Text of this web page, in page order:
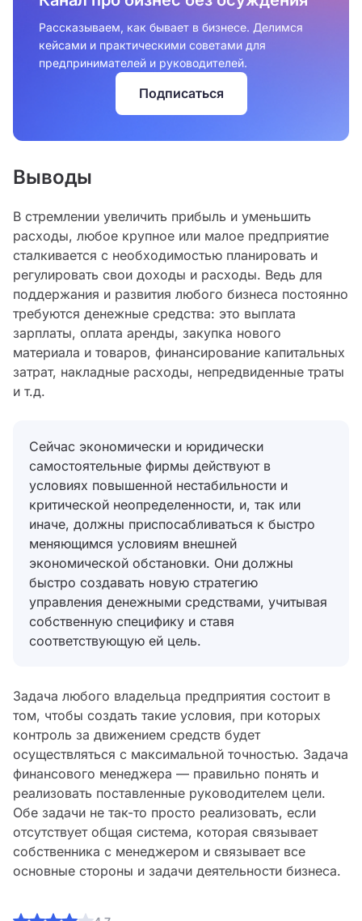
Рассказываем, как бывает в бизнесе. Делимся
кейсами и практическими советами для
предпринимателей и руководителей.
Подписаться
Выводы
В стремлении увеличить прибыль и уменьшить
расходы, любое крупное или малое предприятие
сталкивается с необходимостью планировать и
регулировать свои доходы и расходы. Ведь для
поддержания и развития любого бизнеса постоянно
требуются денежные средства: это выплата
зарплаты, оплата аренды, закупка нового
материала и товаров, финансирование капитальных
затрат, накладные расходы, непредвиденные траты
и т.д.
Сейчас экономически и юридически
самостоятельные фирмы действуют в
условиях повышенной нестабильности и
критической неопределенности, и, так или
иначе, должны приспосабливаться к быстро
меняющимся условиям внешней
экономической обстановки. Они должны
быстро создавать новую стратегию
управления денежными средствами, учитывая
собственную специфику и ставя
соответствующую ей цель.
Задача любого владельца предприятия состоит в
том, чтобы создать такие условия, при которых
контроль за движением средств будет
осуществляться с максимальной точностью. Задача
финансового менеджера — правильно понять и
реализовать поставленные руководителем цели.
Обе задачи не так-то просто реализовать, если
отсутствует общая система, которая связывает
собственника с менеджером и связывает все
основные стороны и задачи деятельности бизнеса.